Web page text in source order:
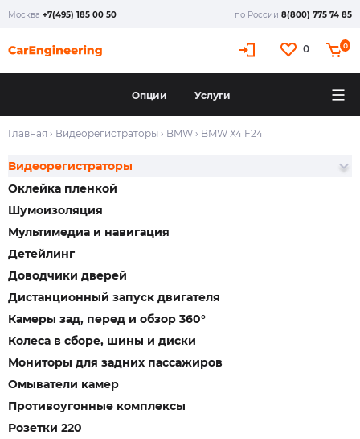
Москва +7(495) 185 00 50 по России 8(800) 775 74 85
0 0
Опции Услуги
Главная › Видеорегистраторы › BMW › BMW X4 F24
Оклейка пленкой
Шумоизоляция
Мультимедиа и навигация
Детейлинг
Доводчики дверей
Видеорегистраторы
Дистанционный запуск двигателя
Камеры зад, перед и обзор 360°
Колеса в сборе, шины и диски
Мониторы для задних пассажиров
Омыватели камер
Противоугонные комплексы
Розетки 220